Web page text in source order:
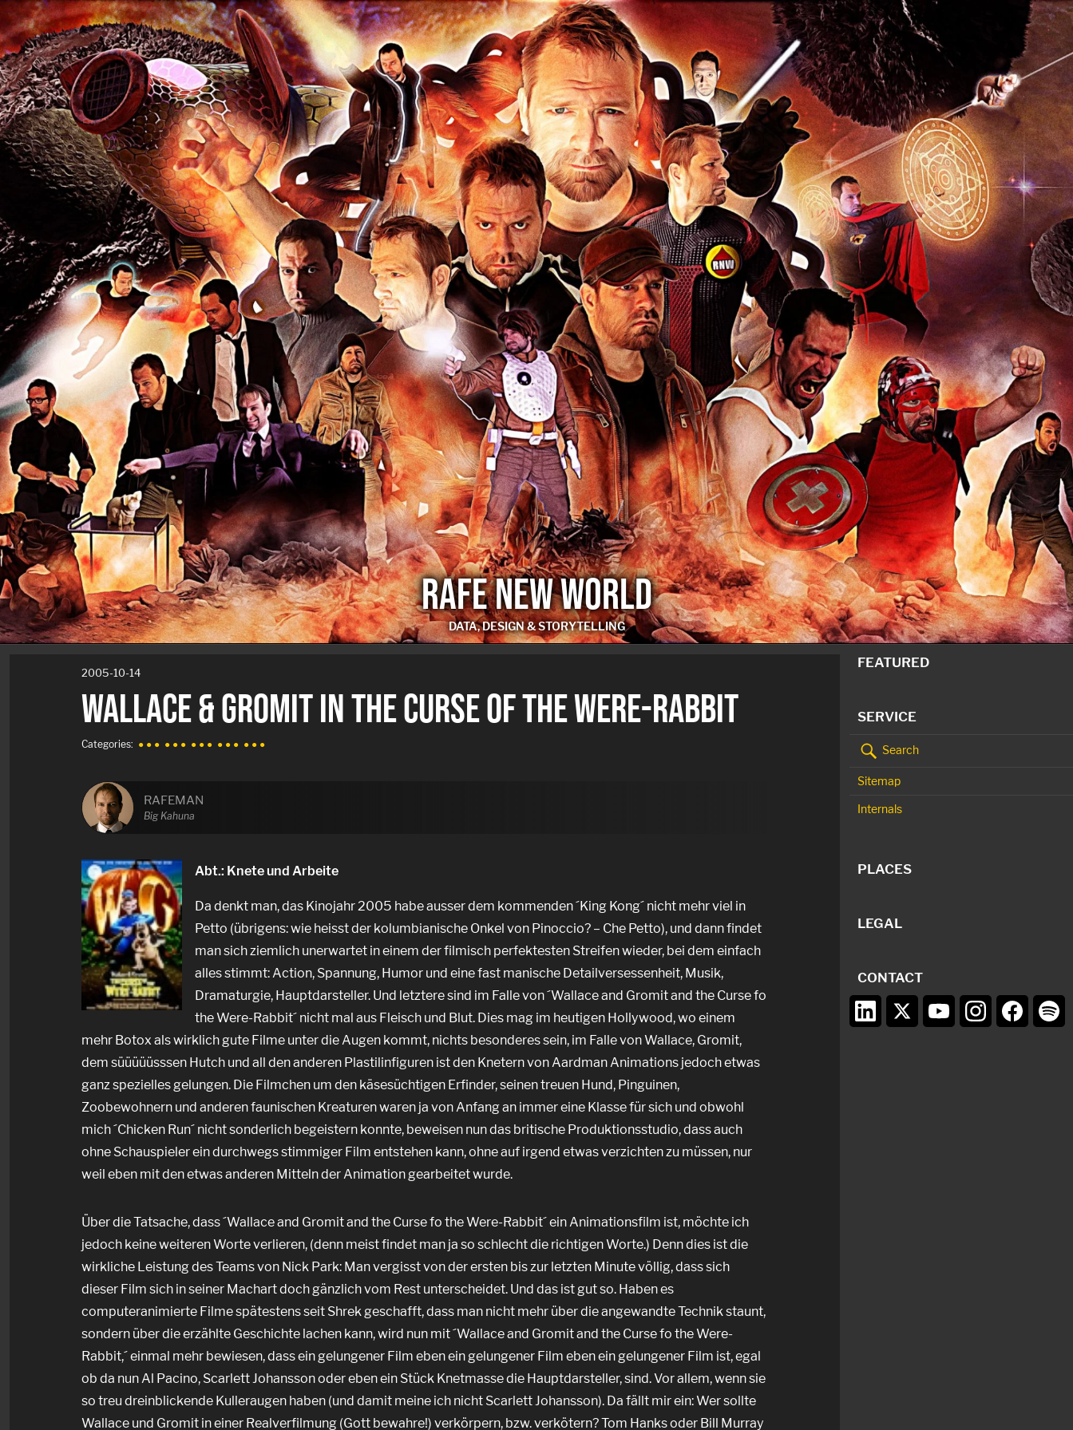
RAFE NEW WORLD
DATA, DESIGN & STORYTELLING
RAFE NEW WORLD
2005-10-14
WALLACE & GROMIT IN THE CURSE OF THE WERE-RABBIT
Categories: ● ● ● ● ● ● ● ● ● ● ● ● ● ● ●
RAFEMAN
Big Kahuna
Abt.: Knete und Arbeite
Da denkt man, das Kinojahr 2005 habe ausser dem kommenden ´King Kong´ nicht mehr viel in
Petto (übrigens: wie heisst der kolumbianische Onkel von Pinoccio? – Che Petto), und dann findet
man sich ziemlich unerwartet in einem der filmisch perfektesten Streifen wieder, bei dem einfach
alles stimmt: Action, Spannung, Humor und eine fast manische Detailversessenheit, Musik,
Dramaturgie, Hauptdarsteller. Und letztere sind im Falle von ´Wallace and Gromit and the Curse fo
the Were-Rabbit´ nicht mal aus Fleisch und Blut. Dies mag im heutigen Hollywood, wo einem
mehr Botox als wirklich gute Filme unter die Augen kommt, nichts besonderes sein, im Falle von Wallace, Gromit,
dem süüüüüsssen Hutch und all den anderen Plastilinfiguren ist den Knetern von Aardman Animations jedoch etwas
ganz spezielles gelungen. Die Filmchen um den käsesüchtigen Erfinder, seinen treuen Hund, Pinguinen,
Zoobewohnern und anderen faunischen Kreaturen waren ja von Anfang an immer eine Klasse für sich und obwohl
mich ´Chicken Run´ nicht sonderlich begeistern konnte, beweisen nun das britische Produktionsstudio, dass auch
ohne Schauspieler ein durchwegs stimmiger Film entstehen kann, ohne auf irgend etwas verzichten zu müssen, nur
weil eben mit den etwas anderen Mitteln der Animation gearbeitet wurde.
Über die Tatsache, dass ´Wallace and Gromit and the Curse fo the Were-Rabbit´ ein Animationsfilm ist, möchte ich
jedoch keine weiteren Worte verlieren, (denn meist findet man ja so schlecht die richtigen Worte.) Denn dies ist die
wirkliche Leistung des Teams von Nick Park: Man vergisst von der ersten bis zur letzten Minute völlig, dass sich
dieser Film sich in seiner Machart doch gänzlich vom Rest unterscheidet. Und das ist gut so. Haben es
computeranimierte Filme spätestens seit Shrek geschafft, dass man nicht mehr über die angewandte Technik staunt,
sondern über die erzählte Geschichte lachen kann, wird nun mit ´Wallace and Gromit and the Curse fo the Were-
Rabbit,´ einmal mehr bewiesen, dass ein gelungener Film eben ein gelungener Film eben ein gelungener Film ist, egal
ob da nun Al Pacino, Scarlett Johansson oder eben ein Stück Knetmasse die Hauptdarsteller, sind. Vor allem, wenn sie
so treu dreinblickende Kulleraugen haben (und damit meine ich nicht Scarlett Johansson). Da fällt mir ein: Wer sollte
Wallace und Gromit in einer Realverfilmung (Gott bewahre!) verkörpern, bzw. verkötern? Tom Hanks oder Bill Murray
FEATURED
SERVICE
Search
Sitemap
Internals
PLACES
LEGAL
CONTACT